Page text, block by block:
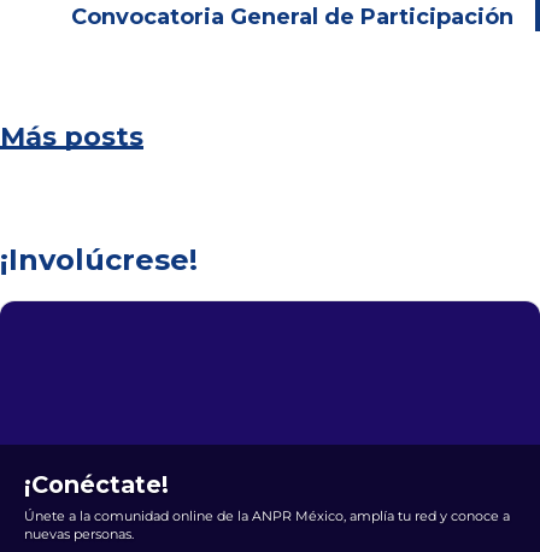
Convocatoria General de Participación
Más posts
¡Involúcrese!
¡Conéctate!
Únete a la comunidad online de la ANPR México, amplía tu red y conoce a
nuevas personas.